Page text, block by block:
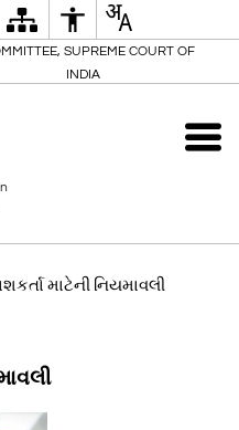
SUPREME COURT OF
INDIA
માટેની નિયમાવલી